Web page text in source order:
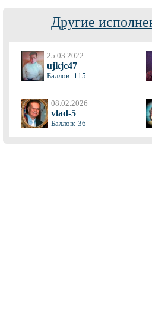
Другие
25.03.2022
ujkjc47
Баллов: 115
08.02.2026
vlad-5
Баллов: 36